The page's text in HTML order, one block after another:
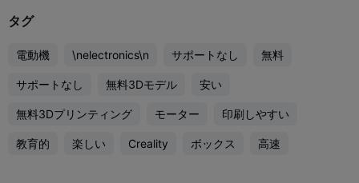
タグ
電動機 \nelectronics\n サポートなし 無料
サポートなし 無料3Dモデル 安い
無料3Dプリンティング モーター 印刷しやすい
教育的 楽しい Creality ボックス 高速